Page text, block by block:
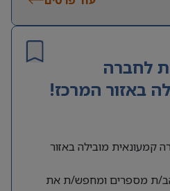
לחברה
באזור המרכז!
קמעונאית מובילה באזור
ת מספרים ומחפש/ת את